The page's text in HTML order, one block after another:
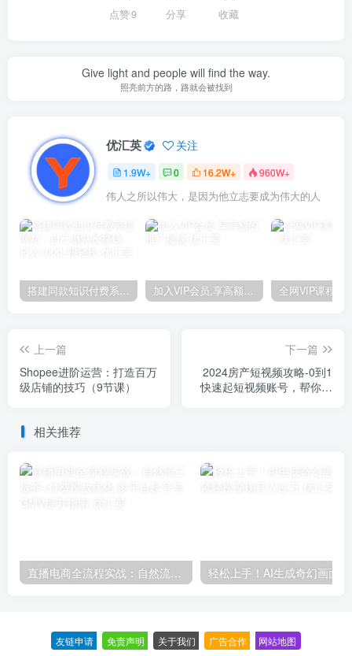
点赞9 分享 收藏
Give light and people will find the way.
照亮前方的路，路就会被找到
优汇英 关注
1.9W+ 0 16.2W+ 960W+
伟人之所以伟大，是因为他立志要成为伟大的人
搭建同款知识付费系统网站，自己做站长挣钱，日入1000+很轻松 加入VIP会员,享高额的推广提成
上一篇
Shopee进阶运营：打造百万
级店铺的技巧（9节课）
下一篇
2024房产短视频攻略-0到1
快速起短视频账号，帮你解
相关推荐
直播电商全流程实战：自然流三板斧+付费投放优化,多平台起号与GMV提升指南
友链申请 免责声明 关于我们 广告合作 网站地图